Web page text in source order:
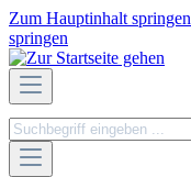
Zum Hauptinhalt springen
springen